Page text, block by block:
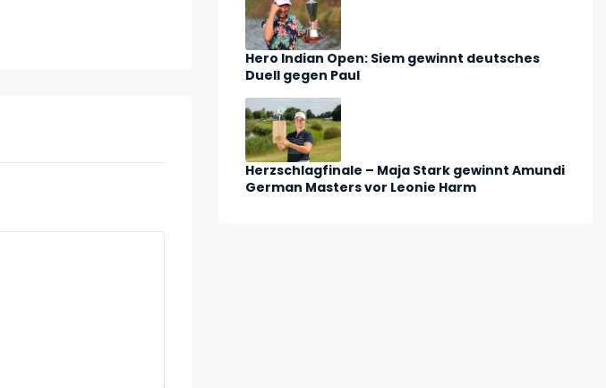
Hero Indian Open: Siem gewinnt deutsches
Duell gegen Paul
Herzschlagfinale – Maja Stark gewinnt Amundi
German Masters vor Leonie Harm